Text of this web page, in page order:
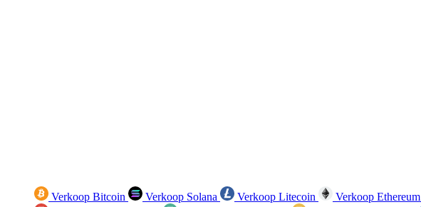
Verkoop Bitcoin Verkoop Solana Verkoop Litecoin Verkoop Ethereum